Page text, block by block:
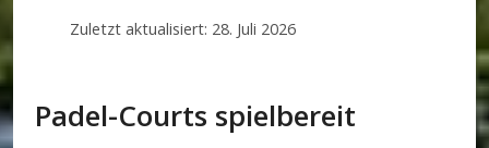
Zuletzt aktualisiert: 28. Juli 2026
Padel-Courts spielbereit